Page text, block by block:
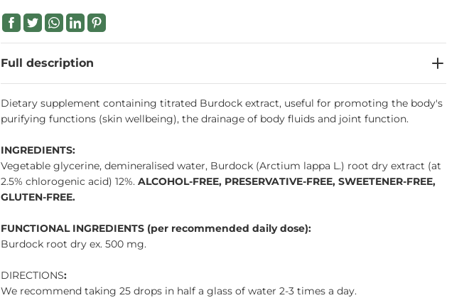
Full description
Dietary supplement containing titrated Burdock extract, useful for promoting the body's
purifying functions (skin wellbeing), the drainage of body fluids and joint function.
INGREDIENTS:
Vegetable glycerine, demineralised water, Burdock (Arctium lappa L.) root dry extract (at
2.5% chlorogenic acid) 12%. ALCOHOL-FREE, PRESERVATIVE-FREE, SWEETENER-FREE,
GLUTEN-FREE.
FUNCTIONAL INGREDIENTS (per recommended daily dose):
Burdock root dry ex. 500 mg.
DIRECTIONS:
We recommend taking 25 drops in half a glass of water 2-3 times a day.